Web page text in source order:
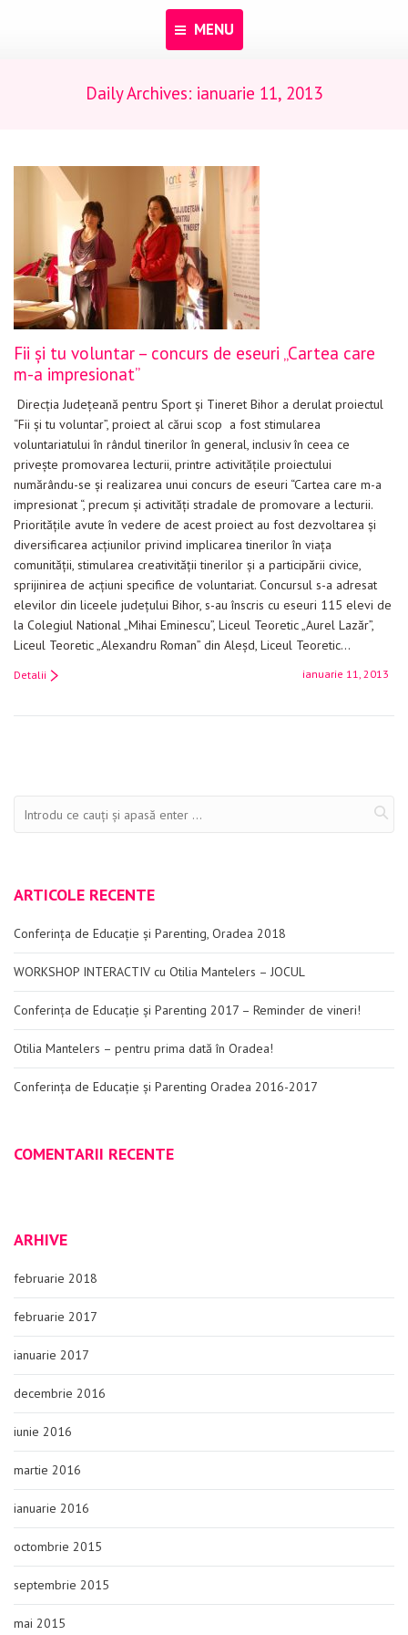
MENU
Acasă
Programe
Pentru dascăli
Evenimente
Materiale educaționale
Blog
Anunțuri
Daily Archives: ianuarie 11, 2013
Fii și tu voluntar – concurs de eseuri „Cartea care
m-a impresionat”
Direcţia Judeţeană pentru Sport şi Tineret Bihor a derulat proiectul
“Fii şi tu voluntar”, proiect al cărui scop a fost stimularea
voluntariatului în rândul tinerilor în general, inclusiv în ceea ce
priveşte promovarea lecturii, printre activităţile proiectului
numărându-se şi realizarea unui concurs de eseuri “Cartea care m-a
impresionat “, precum şi activităţi stradale de promovare a lecturii.
Priorităţile avute în vedere de acest proiect au fost dezvoltarea şi
diversificarea acţiunilor privind implicarea tinerilor în viaţa
comunităţii, stimularea creativităţii tinerilor şi a participării civice,
sprijinirea de acţiuni specifice de voluntariat. Concursul s-a adresat
elevilor din liceele județului Bihor, s-au înscris cu eseuri 115 elevi de
la Colegiul National „Mihai Eminescu”, Liceul Teoretic „Aurel Lazăr”,
Liceul Teoretic „Alexandru Roman” din Aleșd, Liceul Teoretic…
ianuarie 11, 2013
Detalii
ARTICOLE RECENTE
Conferința de Educație și Parenting, Oradea 2018
WORKSHOP INTERACTIV cu Otilia Mantelers – JOCUL
Conferința de Educație și Parenting 2017 – Reminder de vineri!
Otilia Mantelers – pentru prima dată în Oradea!
Conferința de Educație și Parenting Oradea 2016-2017
COMENTARII RECENTE
ARHIVE
februarie 2018
februarie 2017
ianuarie 2017
decembrie 2016
iunie 2016
martie 2016
ianuarie 2016
octombrie 2015
septembrie 2015
mai 2015